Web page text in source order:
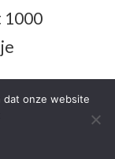
1000
dat onze website